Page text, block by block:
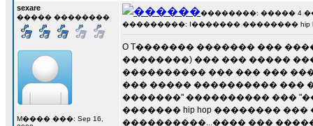
sexare
����� ��������
M���� ���: Sep 16,
��������: ����� 4 ���
���������: I������� �������� hip hop
O T������� ������� ���
��������) ��� ��� �����
���������� ��� ��� ���
��� ����� ���������� ���
�������" ���������� ��� "��
������� hip hop ��������
����������...���� ���